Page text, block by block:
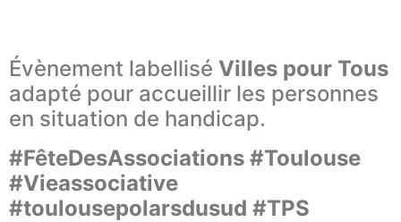
Évènement labellisé Villes pour Tous
adapté pour accueillir les personnes
en situation de handicap.
#FêteDesAssociations #Toulouse
#Vieassociative
#toulousepolarsdusud #TPS